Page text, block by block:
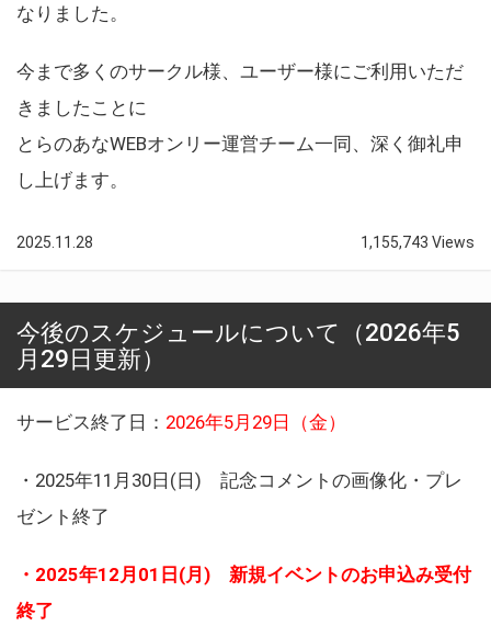
なりました。
今まで多くのサークル様、ユーザー様にご利用いただ
きましたことに
とらのあなWEBオンリー運営チーム一同、深く御礼申
し上げます。
2025.11.28 1,155,743 Views
今後のスケジュールについて（2026年5
月29日更新）
サービス終了日： 2026年5月29日（金）
・2025年11月30日(日) 記念コメントの画像化・プレ
ゼント終了
・2025年12月01日(月) 新規イベントのお申込み受付
終了